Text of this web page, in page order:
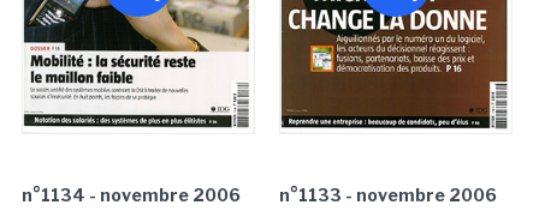
n°1134 - novembre 2006 n°1133 - novembre 2006